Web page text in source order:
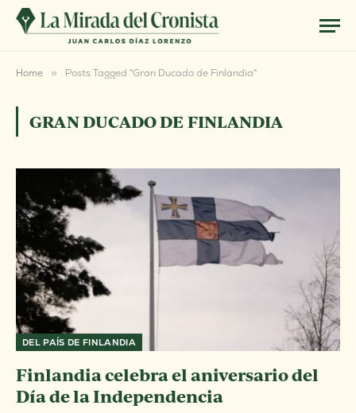
Home » Posts Tagged "Gran Ducado de Finlandia"
GRAN DUCADO DE FINLANDIA
DEL PAÍS DE FINLANDIA
Finlandia celebra el aniversario del
Día de la Independencia